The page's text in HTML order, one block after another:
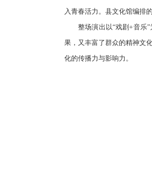
入青春活力。县文化馆编排
整场演出以“戏剧+音乐
果，又丰富了群众的精神文
化的传播力与影响力。